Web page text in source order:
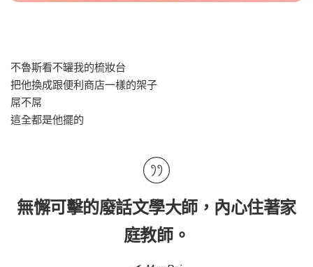
不魯斯看不罐我的梳妝台
把他換成跟便利商店一樣的架子
屌不屌
這全都是他擺的
無懈可擊的廢話文學大師，內心住著家
庭教師。